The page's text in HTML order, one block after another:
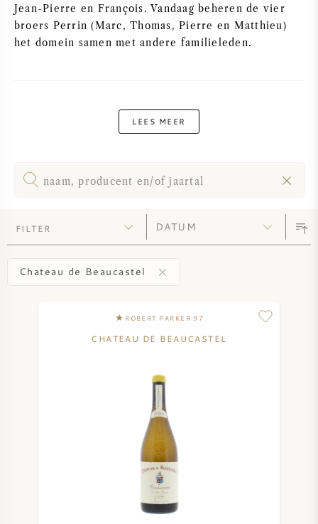
MOUSSERENDE WIJN
CABERNET SAUVIGNON
JACQUES SELOSSE
Jean-Pierre en François. Vandaag beheren de vier
broers Perrin (Marc, Thomas, Pierre en Matthieu)
het domein samen met andere familieleden.
LEES MEER
FILTER
Chateau de Beaucastel
ROBERT PARKER 97
CHATEAU DE BEAUCASTEL